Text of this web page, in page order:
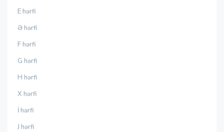
E hərfi
Ə hərfi
F hərfi
G hərfi
H hərfi
X hərfi
İ hərfi
J hərfi